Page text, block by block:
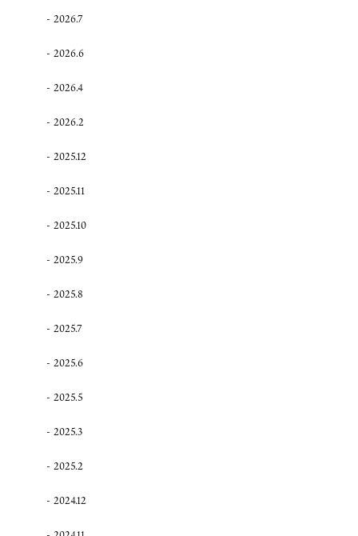
2026.7
2026.6
2026.4
2026.2
2025.12
2025.11
2025.10
2025.9
2025.8
2025.7
2025.6
2025.5
2025.3
2025.2
2024.12